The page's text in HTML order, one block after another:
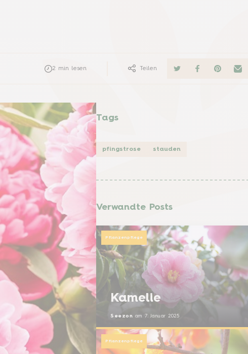
2 min lesen Teilen
Tags
pfingstrose stauden
Verwandte Posts
Kamelie
Seezon am 7. Januar 2025
Pflanzenpflege
Pflanzenpflege